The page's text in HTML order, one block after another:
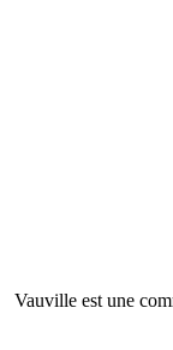
Vauville est une